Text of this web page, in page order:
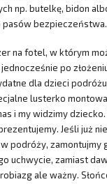
np. butelkę, bidon
pasów bezpieczeństwa.
na fotel, w którym
po
dla dzieci
lusterko
i my widzimy
Jeśli już
podróży, zamontujmy
uchwycie, zamiast
ale ważny.